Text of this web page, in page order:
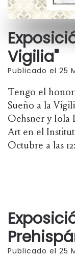
Vigilia"
Publicado el 25
Tengo el
Sueño a la
Ochsner y Iola
Art en el
Octubre a las
Publicado el 25